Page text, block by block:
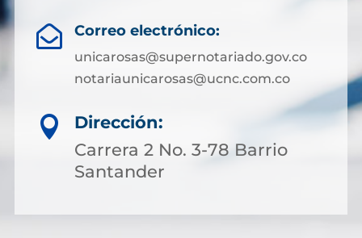
 Correo electrónico:
unicarosas@supernotariado.gov.co
notariaunicarosas@ucnc.com.co

Dirección:
Carrera 2 No. 3-78 Barrio
Santander